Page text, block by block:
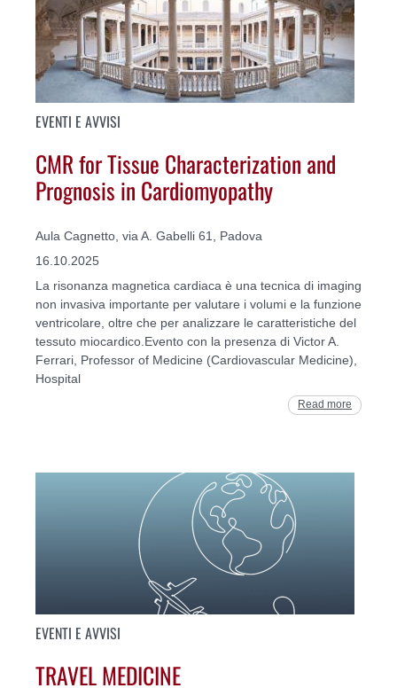
EVENTI E AVVISI
CMR for Tissue Characterization and
Prognosis in Cardiomyopathy
Aula Cagnetto, via A. Gabelli 61, Padova
16.10.2025
La risonanza magnetica cardiaca è una tecnica di imaging
non invasiva importante per valutare i volumi e la funzione
ventricolare, oltre che per analizzare le caratteristiche del
tessuto miocardico.Evento con la presenza di Victor A.
Ferrari, Professor of Medicine (Cardiovascular Medicine),
Hospital
Read more
EVENTI E AVVISI
TRAVEL MEDICINE